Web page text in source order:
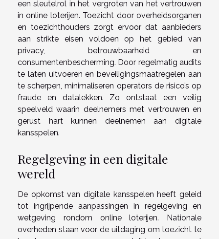
een sleutelrol in het vergroten van het vertrouwen
in online loterijen. Toezicht door overheidsorganen
en toezichthouders zorgt ervoor dat aanbieders
aan strikte eisen voldoen op het gebied van
privacy, betrouwbaarheid en
consumentenbescherming. Door regelmatig audits
te laten uitvoeren en beveiligingsmaatregelen aan
te scherpen, minimaliseren operators de risico’s op
fraude en datalekken. Zo ontstaat een veilig
speelveld waarin deelnemers met vertrouwen en
gerust hart kunnen deelnemen aan digitale
kansspelen.
Regelgeving in een digitale
wereld
De opkomst van digitale kansspelen heeft geleid
tot ingrijpende aanpassingen in regelgeving en
wetgeving rondom online loterijen. Nationale
overheden staan voor de uitdaging om toezicht te